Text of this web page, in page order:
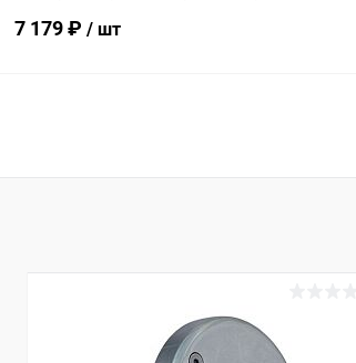
7 179 ₽ / шт
В избранное